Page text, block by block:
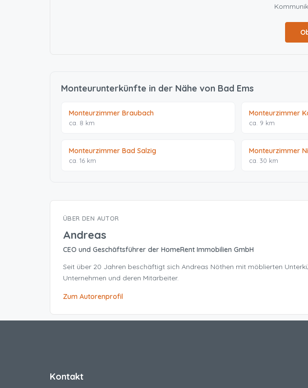
Monteurunterkünfte in der Nähe von Bad Ems
Monteurzimmer Braubach
ca. 8 km
Monteurzimmer
ca. 9 km
Monteurzimmer Bad Salzig
ca. 16 km
Monteurzimmer
ca. 30 km
ÜBER DEN AUTOR
Andreas
CEO und Geschäftsführer der HomeRent Immobilien GmbH
Seit über 20 Jahren beschäftigt sich Andreas Nöthen mit möblierten
Unternehmen und deren Mitarbeiter.
Zum Autorenprofil
Kontakt